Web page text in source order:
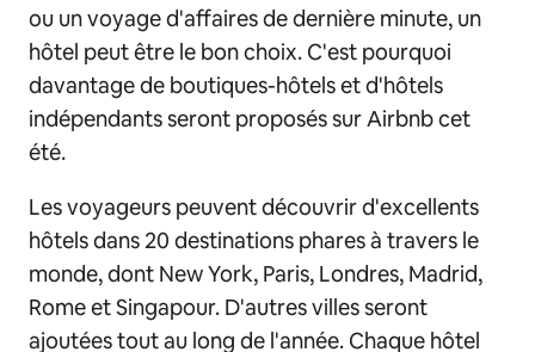
ou un voyage d'affaires de dernière minute, un
hôtel peut être le bon choix. C'est pourquoi
davantage de boutiques-hôtels et d'hôtels
indépendants seront proposés sur Airbnb cet
été.
Les voyageurs peuvent découvrir d'excellents
hôtels dans 20 destinations phares à travers le
monde, dont New York, Paris, Londres, Madrid,
Rome et Singapour. D'autres villes seront
ajoutées tout au long de l'année. Chaque hôtel